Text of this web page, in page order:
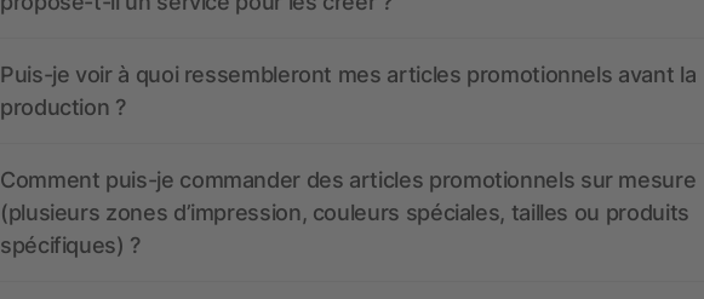
Puis-je voir à quoi ressembleront mes articles promotionnels avant la
production ?
Comment puis-je commander des articles promotionnels sur mesure
(plusieurs zones d’impression, couleurs spéciales, tailles ou produits
spécifiques) ?